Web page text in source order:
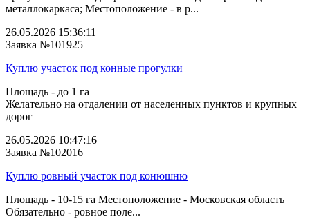
металлокаркаса; Местоположение - в р...
26.05.2026 15:36:11
Заявка №101925
Куплю участок под конные прогулки
Площадь - до 1 га
Желательно на отдалении от населенных пунктов и крупных
дорог
26.05.2026 10:47:16
Заявка №102016
Куплю ровный участок под конюшню
Площадь - 10-15 га Местоположение - Московская область
Обязательно - ровное поле...